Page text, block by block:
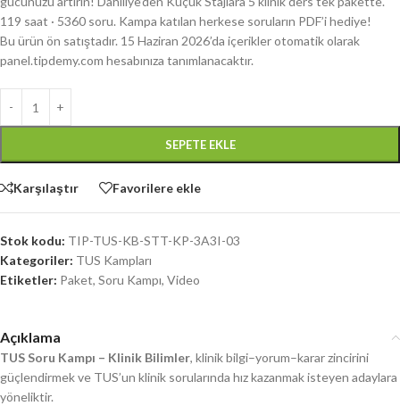
119 saat · 5360 soru. Kampa katılan herkese soruların PDF’i hediye!
Bu ürün ön satıştadır. 15 Haziran 2026’da içerikler otomatik olarak
panel.tipdemy.com hesabınıza tanımlanacaktır.
SEPETE EKLE
Karşılaştır Favorilere ekle
Stok kodu: TIP-TUS-KB-STT-KP-3A3I-03
Kategoriler: TUS Kampları
Etiketler: Paket, Soru Kampı, Video
Açıklama
TUS Soru Kampı – Klinik Bilimler, klinik bilgi–yorum–karar zincirini
güçlendirmek ve TUS’un klinik sorularında hız kazanmak isteyen adaylara
yöneliktir.